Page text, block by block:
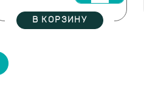
В КОРЗИНУ